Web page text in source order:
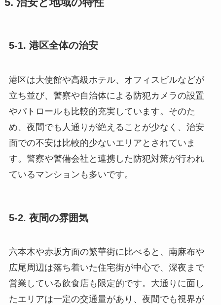
5. 治安と地域の特性
5-1. 港区全体の治安
港区は大使館や高級ホテル、オフィスビルなどが
立ち並び、警察や自治体による防犯カメラの設置
やパトロールも比較的充実しています。そのた
め、夜間でも人通りが絶えることが少なく、治安
面での不安は比較的少ないエリアとされていま
す。警察や警備会社と連携した防犯対策が行われ
ているマンションも多いです。
5-2. 夜間の雰囲気
六本木や赤坂方面の繁華街に比べると、南麻布や
広尾周辺は落ち着いた住宅街が中心で、深夜まで
営業している飲食店も限定的です。大通りに面し
たエリアは一定の交通量があり、夜間でも視界が